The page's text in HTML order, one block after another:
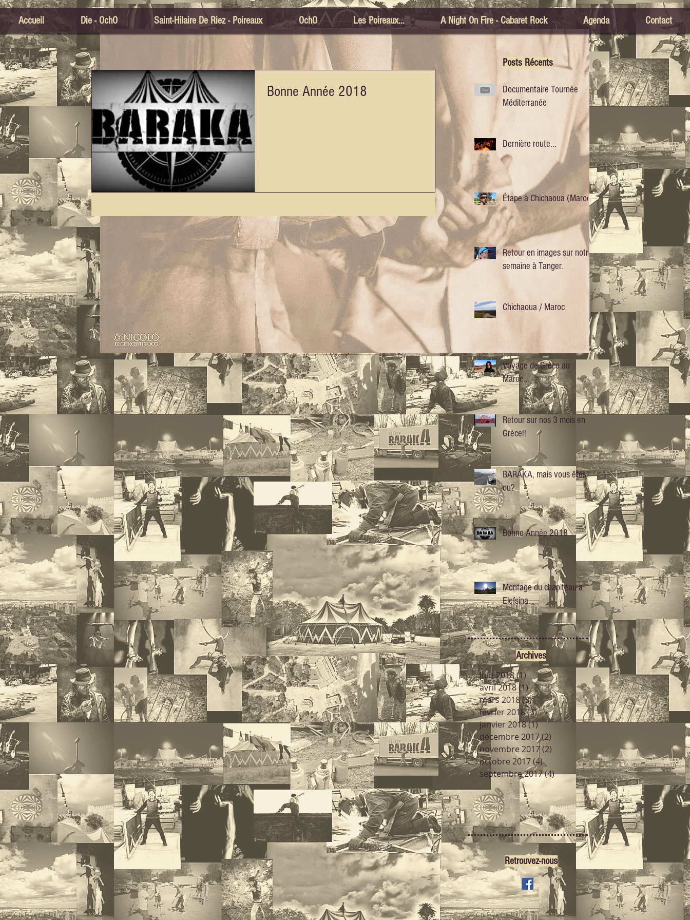
Posts Récents
Bonne Année 2018
Documentaire Tournée
Méditerranée
Dernière route...
Étape à Chichaoua (Maroc)
Retour en images sur notre
semaine à Tanger.
Chichaoua / Maroc
Voyage de Grèce au
Maroc...
Retour sur nos 3 mois en
Grèce!!
BARAKA, mais vous êtes
ou?
Bonne Année 2018
Montage du chapiteau a
Elefsina.
Archives
juin 2018(1)1 post
avril 2018(1)1 post
mars 2018 (3)3 posts
février 2018(3)3 posts
janvier 2018(1)1 post
décembre 2017(2)
novembre 2017(2) 2 posts
octobre 2017(4)4 posts
septembre 2017(4)4 posts
Retrouvez-nous
Accueil Die - OchO Saint-Hilaire De Riez - Poireaux OchO Les Poireaux... A Night On Fire - Cabaret Rock Agenda Contact